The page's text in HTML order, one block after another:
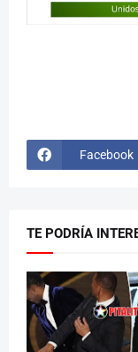
Facebook
TE PODRÍA